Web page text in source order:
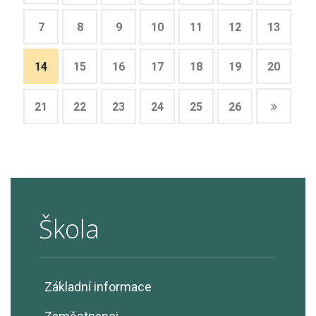
Škola
Základní informace
7 8 9 10 11 12 13
14 15 16 17 18 19 20
21 22 23 24 25 26